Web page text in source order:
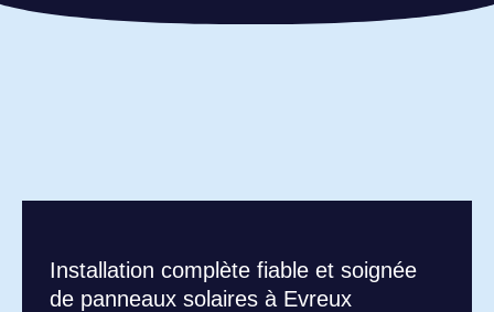
Installation complète fiable et soignée
de panneaux solaires à Evreux